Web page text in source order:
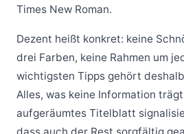
Times New Roman.
Dezent heißt konkret: keine
drei Farben, keine Rahmen um
wichtigsten Tipps gehört
Alles, was keine Information
aufgeräumtes Titelblatt
dass auch der Rest sorgfältig